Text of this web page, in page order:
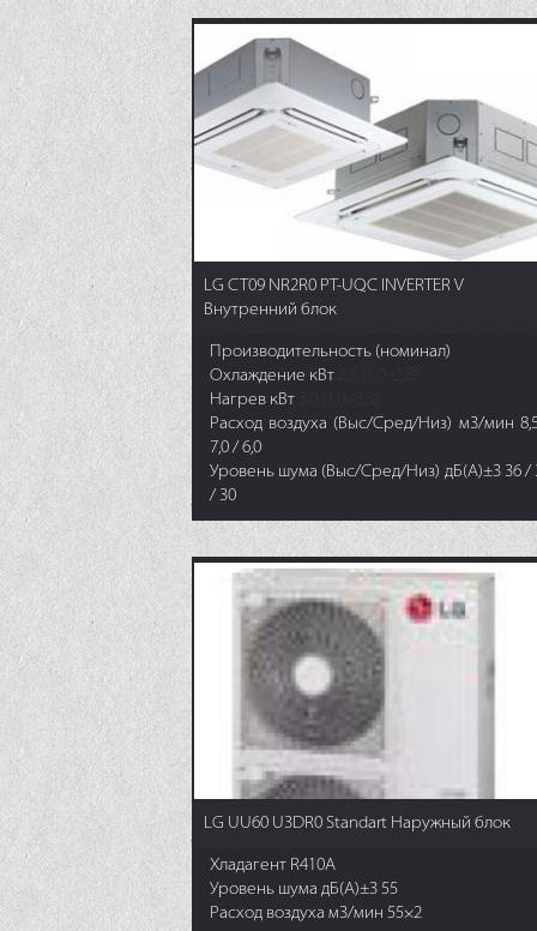
LG CT09 NR2R0 PT-UQC INVERTER V
Внутренний блок
Производительность (номинал)
Охлаждение кВт
Нагрев кВт
Расход воздуха (Выс/Сред/Низ) м3/мин
7,0 / 6,0
Уровень шума (Выс/Сред/Низ) дБ(А)±3 36 /
/ 30
LG UU60 U3DR0 Standart Наружный блок
Хладагент R410A
Уровень шума дБ(А)±3 55
Расход воздуха м3/мин 55×2